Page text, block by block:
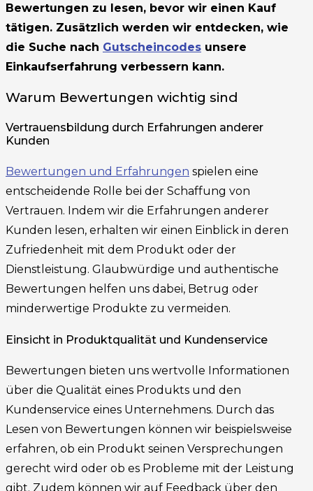
Bewertungen zu lesen, bevor wir einen Kauf
tätigen. Zusätzlich werden wir entdecken, wie
die Suche nach Gutscheincodes unsere
Einkaufserfahrung verbessern kann.
Warum Bewertungen wichtig sind
Vertrauensbildung durch Erfahrungen anderer
Kunden
Bewertungen und Erfahrungen spielen eine
entscheidende Rolle bei der Schaffung von
Vertrauen. Indem wir die Erfahrungen anderer
Kunden lesen, erhalten wir einen Einblick in deren
Zufriedenheit mit dem Produkt oder der
Dienstleistung. Glaubwürdige und authentische
Bewertungen helfen uns dabei, Betrug oder
minderwertige Produkte zu vermeiden.
Einsicht in Produktqualität und Kundenservice
Bewertungen bieten uns wertvolle Informationen
über die Qualität eines Produkts und den
Kundenservice eines Unternehmens. Durch das
Lesen von Bewertungen können wir beispielsweise
erfahren, ob ein Produkt seinen Versprechungen
gerecht wird oder ob es Probleme mit der Leistung
gibt. Zudem können wir auf Feedback über den